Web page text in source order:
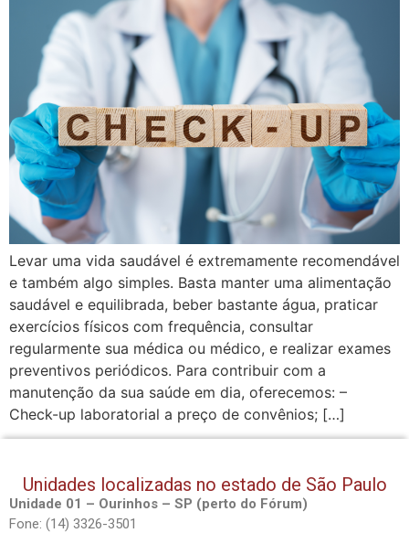
Levar uma vida saudável é extremamente recomendável
e também algo simples. Basta manter uma alimentação
saudável e equilibrada, beber bastante água, praticar
exercícios físicos com frequência, consultar
regularmente sua médica ou médico, e realizar exames
preventivos periódicos. Para contribuir com a
manutenção da sua saúde em dia, oferecemos: –
Check-up laboratorial a preço de convênios; […]
Unidades localizadas no estado de São Paulo
Unidade 01 – Ourinhos – SP (perto do Fórum)
Fone: (14) 3326-3501